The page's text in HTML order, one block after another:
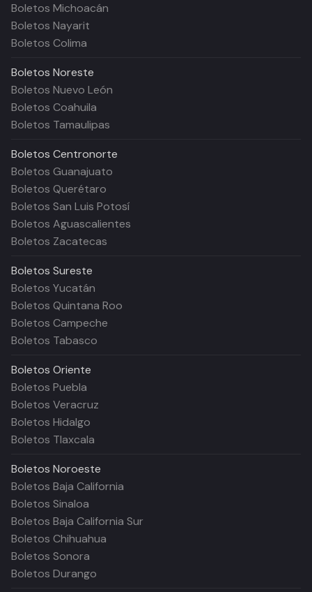
Boletos Michoacán
Boletos Nayarit
Boletos Colima
Boletos Noreste
Boletos Nuevo León
Boletos Coahuila
Boletos Tamaulipas
Boletos Centronorte
Boletos Guanajuato
Boletos Querétaro
Boletos San Luis Potosí
Boletos Aguascalientes
Boletos Zacatecas
Boletos Sureste
Boletos Yucatán
Boletos Quintana Roo
Boletos Campeche
Boletos Tabasco
Boletos Oriente
Boletos Puebla
Boletos Veracruz
Boletos Hidalgo
Boletos Tlaxcala
Boletos Noroeste
Boletos Baja California
Boletos Sinaloa
Boletos Baja California Sur
Boletos Chihuahua
Boletos Sonora
Boletos Durango